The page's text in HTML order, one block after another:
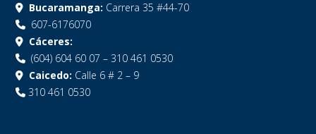
Bucaramanga: Carrera 35 #44-70
607-6176070
Cáceres:
(604) 604 60 07 – 310 461 0530
Caicedo: Calle 6 # 2 – 9
310 461 0530